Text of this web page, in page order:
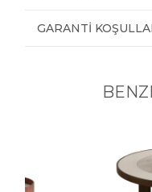
GARANTI